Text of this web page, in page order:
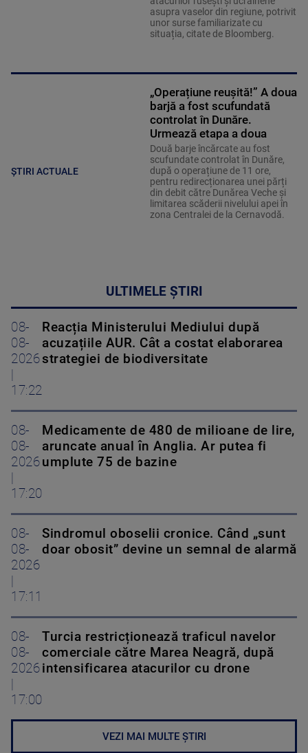
asupra vaselor din regiune, potrivit
unor surse familiarizate cu
situația, citate de Bloomberg.
ȘTIRI ACTUALE
„Operațiune reușită!” A doua
barjă a fost scufundată
controlat în Dunăre.
Urmează etapa a doua
Două barje încărcate au fost
scufundate controlat în Dunăre,
după o operațiune de 11 ore,
pentru redirecționarea unei părți
din debit către Dunărea Veche și
limitarea scăderii nivelului apei în
zona Centralei de la Cernavodă.
ULTIMELE ȘTIRI
08-
08-
2026
17:22
Reacția Ministerului Mediului după
acuzațiile AUR. Cât a costat elaborarea
strategiei de biodiversitate
08-
08-
2026
17:20
Medicamente de 480 de milioane de lire,
aruncate anual în Anglia. Ar putea fi
umplute 75 de bazine
08-
08-
2026
17:11
Sindromul oboselii cronice. Când „sunt
doar obosit” devine un semnal de alarmă
08-
08-
2026
17:00
Turcia restricționează traficul navelor
comerciale către Marea Neagră, după
intensificarea atacurilor cu drone
VEZI MAI MULTE ȘTIRI